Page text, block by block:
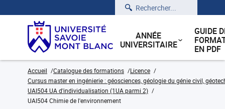
Rechercher
ANNÉE
UNIVERSITAIRE
GUIDE
EN PDF
Accueil Catalogue des formations
Licence
Cursus master en ingénierie : géosciences, géologie du génie civil,
UAI504 UA d'individualisation (1UA parmi 2)
UAI504 Chimie de l'environnement